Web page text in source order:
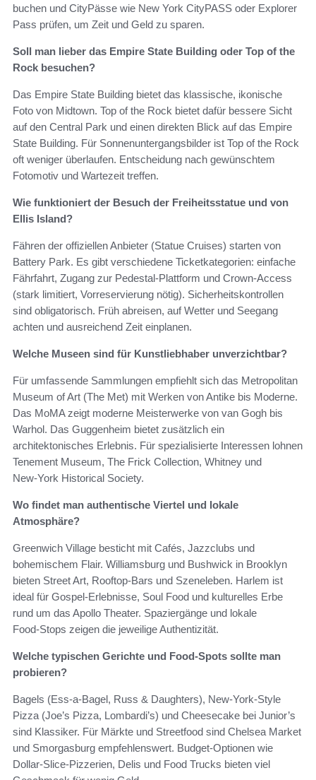
buchen und CityPässe wie New York CityPASS oder Explorer
Pass prüfen, um Zeit und Geld zu sparen.
Soll man lieber das Empire State Building oder Top of the
Rock besuchen?
Das Empire State Building bietet das klassische, ikonische
Foto von Midtown. Top of the Rock bietet dafür bessere Sicht
auf den Central Park und einen direkten Blick auf das Empire
State Building. Für Sonnenuntergangsbilder ist Top of the Rock
oft weniger überlaufen. Entscheidung nach gewünschtem
Fotomotiv und Wartezeit treffen.
Wie funktioniert der Besuch der Freiheitsstatue und von
Ellis Island?
Fähren der offiziellen Anbieter (Statue Cruises) starten von
Battery Park. Es gibt verschiedene Ticketkategorien: einfache
Fährfahrt, Zugang zur Pedestal-Plattform und Crown-Access
(stark limitiert, Vorreservierung nötig). Sicherheitskontrollen
sind obligatorisch. Früh abreisen, auf Wetter und Seegang
achten und ausreichend Zeit einplanen.
Welche Museen sind für Kunstliebhaber unverzichtbar?
Für umfassende Sammlungen empfiehlt sich das Metropolitan
Museum of Art (The Met) mit Werken von Antike bis Moderne.
Das MoMA zeigt moderne Meisterwerke von van Gogh bis
Warhol. Das Guggenheim bietet zusätzlich ein
architektonisches Erlebnis. Für spezialisierte Interessen lohnen
Tenement Museum, The Frick Collection, Whitney und
New‑York Historical Society.
Wo findet man authentische Viertel und lokale
Atmosphäre?
Greenwich Village besticht mit Cafés, Jazzclubs und
bohemischem Flair. Williamsburg und Bushwick in Brooklyn
bieten Street Art, Rooftop-Bars und Szeneleben. Harlem ist
ideal für Gospel‑Erlebnisse, Soul Food und kulturelles Erbe
rund um das Apollo Theater. Spaziergänge und lokale
Food‑Stops zeigen die jeweilige Authentizität.
Welche typischen Gerichte und Food‑Spots sollte man
probieren?
Bagels (Ess-a-Bagel, Russ & Daughters), New‑York‑Style
Pizza (Joe’s Pizza, Lombardi’s) und Cheesecake bei Junior’s
sind Klassiker. Für Märkte und Streetfood sind Chelsea Market
und Smorgasburg empfehlenswert. Budget‑Optionen wie
Dollar‑Slice‑Pizzerien, Delis und Food Trucks bieten viel